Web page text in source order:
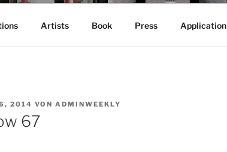
Artists Book Press Application
2014 VON ADMINWEEKLY
67